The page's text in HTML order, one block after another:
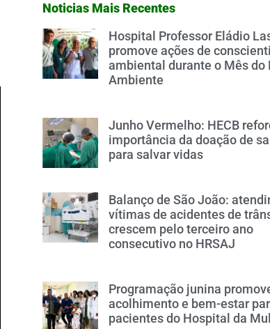
Noticias Mais Recentes
Hospital Professor Eládio
promove ações de
ambiental durante o Mês do
Ambiente
Junho Vermelho: HECB
importância da doação de
para salvar vidas
Balanço de São João:
vítimas de acidentes de
crescem pelo terceiro ano
consecutivo no HRSAJ
Programação junina
acolhimento e bem-estar
pacientes do Hospital da